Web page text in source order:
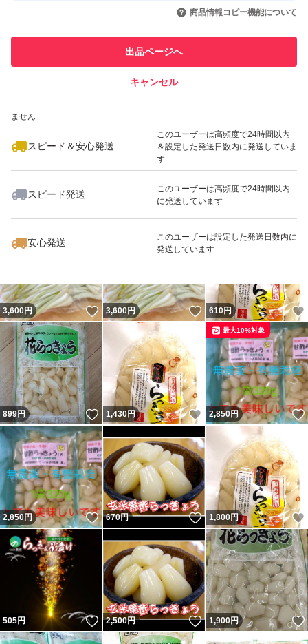
引を完了させた実績があります
での取引実績があります
ません
スピード＆安心発送
このユーザーは高頻度で24時間以内
＆設定した発送日数内に発送していま
す
スピード発送
このユーザーは高頻度で24時間以内
に発送しています
安心発送
このユーザーは設定した発送日数内に
発送しています
商品情報コピー機能について
出品ページへ
キャンセル
いいね！
810
3,600円 いいね！
3,600円 いいね！
610円
899円 いいね！
1,430円 いいね！
2,850円
最大10%対象
2,850円 いいね！
670円 いいね！
1,800円
505円 いいね！
2,500円 いいね！
1,900円